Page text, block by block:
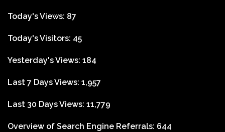
Today's Views: 87
Today's Visitors: 45
Yesterday's Views: 184
Last 7 Days Views: 1,957
Last 30 Days Views: 11,779
Overview of Search Engine Referrals: 644